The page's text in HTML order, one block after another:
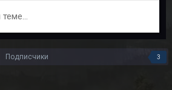
Подписчики 3